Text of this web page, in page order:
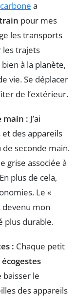
a
pour mes
les transports
les trajets
à la planète,
vie. Se déplacer
de l’extérieur.
main : J’ai
des appareils
de seconde main.
grise associée à
plus de cela,
Le «
mon
plus durable.
: Chaque petit
écogestes
le
des appareils